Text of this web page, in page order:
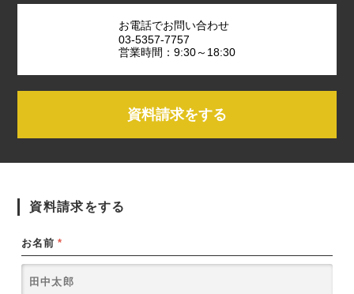
お電話でお問い合わせ
03-5357-7757
営業時間：9:30～18:30
資料請求をする
資料請求をする
お名前 *